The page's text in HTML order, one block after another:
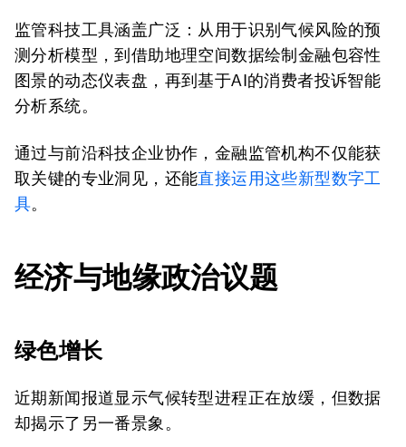
监管科技工具涵盖广泛：从用于识别气候风险的预
测分析模型，到借助地理空间数据绘制金融包容性
图景的动态仪表盘，再到基于AI的消费者投诉智能
分析系统。
通过与前沿科技企业协作，金融监管机构不仅能获
取关键的专业洞见，还能直接运用这些新型数字工
具。
经济与地缘政治议题
绿色增长
近期新闻报道显示气候转型进程正在放缓，但数据
却揭示了另一番景象。